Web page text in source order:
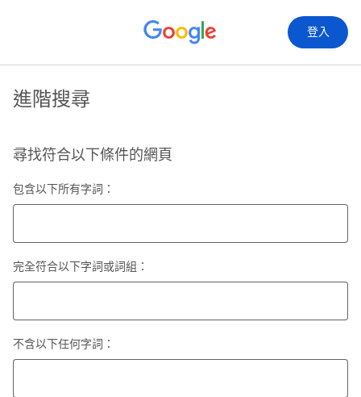
登入
進階搜尋
尋找符合以下條件的網頁
包含以下所有字詞：
完全符合以下字詞或詞組：
不含以下任何字詞：